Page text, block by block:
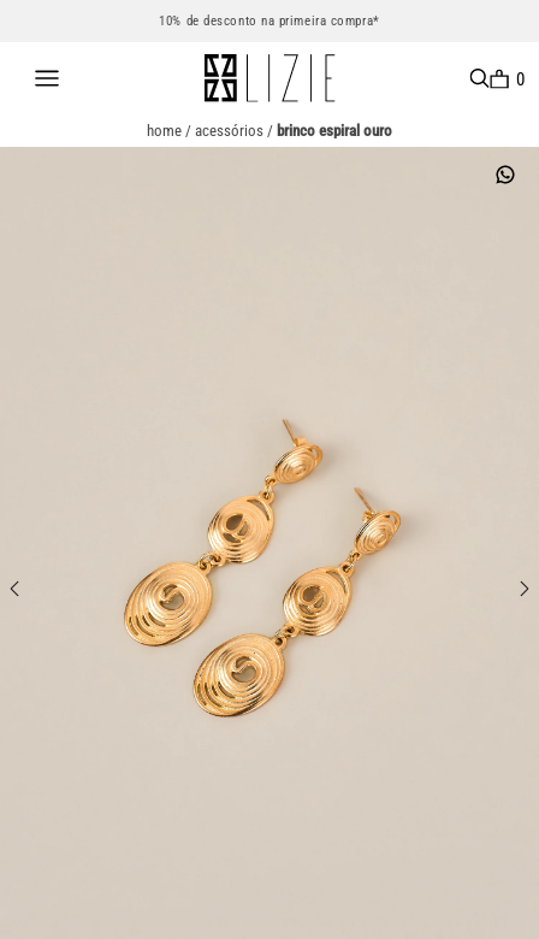
10% de desconto na primeira compra*
0
home / acessórios / brinco espiral ouro